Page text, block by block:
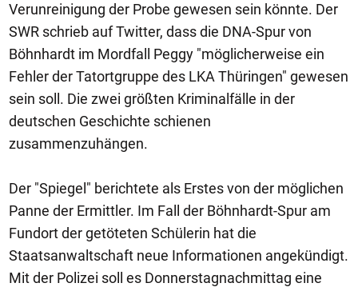
Verunreinigung der Probe gewesen sein könnte. Der
SWR schrieb auf Twitter, dass die DNA-Spur von
Böhnhardt im Mordfall Peggy "möglicherweise ein
Fehler der Tatortgruppe des LKA Thüringen" gewesen
sein soll. Die zwei größten Kriminalfälle in der
deutschen Geschichte schienen
zusammenzuhängen.
Der "Spiegel" berichtete als Erstes von der möglichen
Panne der Ermittler. Im Fall der Böhnhardt-Spur am
Fundort der getöteten Schülerin hat die
Staatsanwaltschaft neue Informationen angekündigt.
Mit der Polizei soll es Donnerstagnachmittag eine